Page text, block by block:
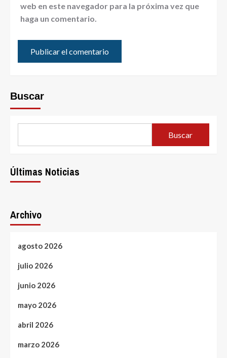
web en este navegador para la próxima vez que
haga un comentario.
Buscar
Buscar
Últimas Noticias
Archivo
agosto 2026
julio 2026
junio 2026
mayo 2026
abril 2026
marzo 2026